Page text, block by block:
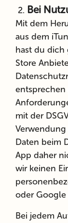
Bei
Mit dem
aus dem
hast du dich
Store
mit der
Daten beim
App daher
wir keinen
oder
Bei jedem